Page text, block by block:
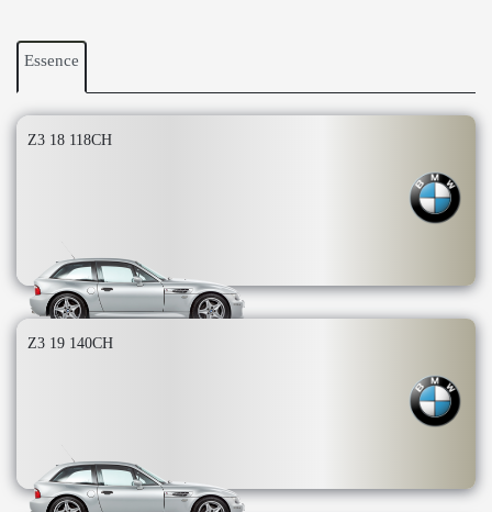
Essence
Z3 18 118CH
Z3 19 140CH